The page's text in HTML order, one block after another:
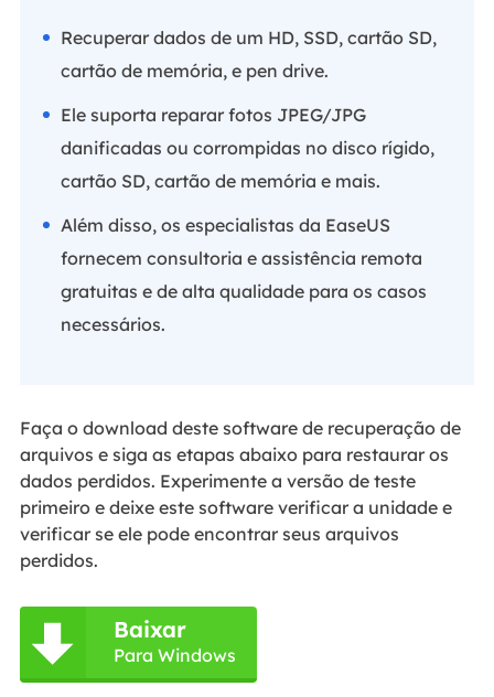
Recuperar dados de um HD, SSD, cartão SD,
cartão de memória, e pen drive.
Ele suporta reparar fotos JPEG/JPG
danificadas ou corrompidas no disco rígido,
cartão SD, cartão de memória e mais.
Além disso, os especialistas da EaseUS
fornecem consultoria e assistência remota
gratuitas e de alta qualidade para os casos
necessários.
Faça o download deste software de recuperação de
arquivos e siga as etapas abaixo para restaurar os
dados perdidos. Experimente a versão de teste
primeiro e deixe este software verificar a unidade e
verificar se ele pode encontrar seus arquivos
perdidos.
 Baixar
Para Windows